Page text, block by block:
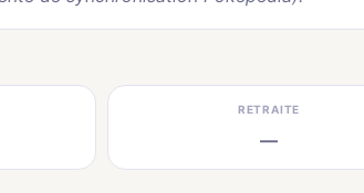
RETRAITE
—